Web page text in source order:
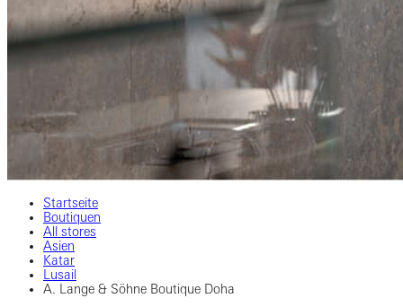
Startseite
Boutiquen
All stores
Asien
Katar
Lusail
A. Lange & Söhne Boutique Doha